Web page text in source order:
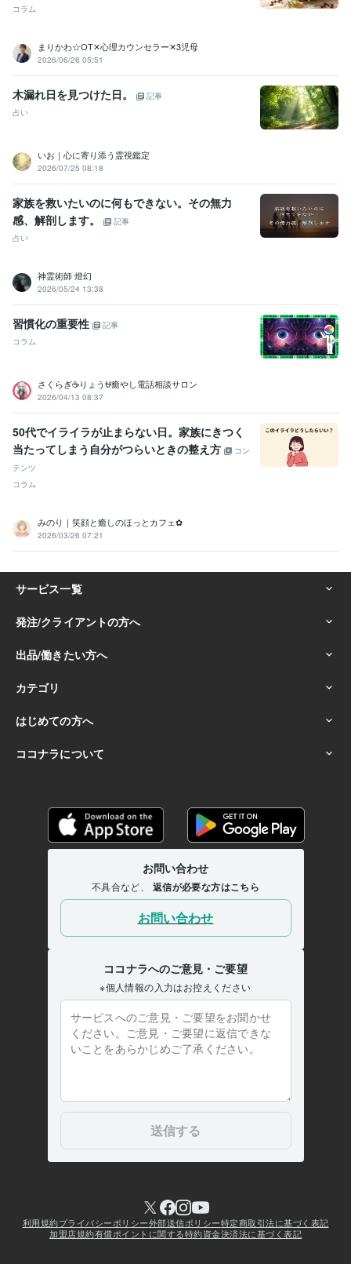
コラム
まりかわ☆OT✕心理カウンセラー✕3児母
2026/06/26 05:51
木漏れ日を見つけた日。
記事
占い
いお｜心に寄り添う霊視鑑定
2026/07/25 08:18
家族を救いたいのに何もできない。その無力
感、解剖します。
記事
占い
神霊術師 燈幻
2026/05/24 13:38
習慣化の重要性
記事
コラム
さくらぎ☕りょう⛎癒やし電話相談サロン
2026/04/13 08:37
50代でイライラが止まらない日。家族にきつく
当たってしまう自分がつらいときの整え方
コン
テンツ
コラム
みのり｜笑顔と癒しのほっとカフェ✿
2026/03/26 07:21